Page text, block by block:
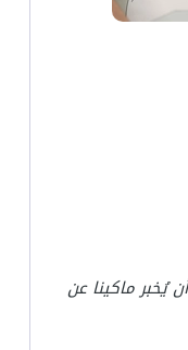
يُخبر ماكينا عن